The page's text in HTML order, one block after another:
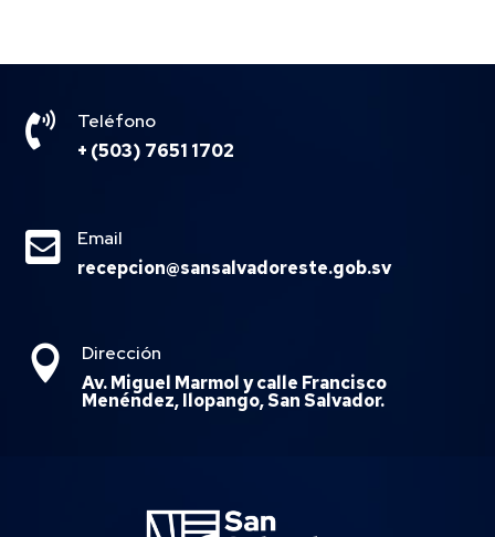

Teléfono
+ (503) 7651 1702

Email
recepcion@sansalvadoreste.gob.sv

Dirección
Av. Miguel Marmol y calle Francisco
Menéndez, Ilopango, San Salvador.